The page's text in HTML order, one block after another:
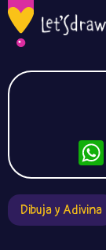
Dibuja y Adivina